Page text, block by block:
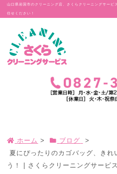
山口県岩国市のクリーニング店、さくらクリーニングサー
任せください！
ホーム > ブログ
>
夏にぴったりのカゴバッグ、きれ
う！ | さくらクリーニングサービ